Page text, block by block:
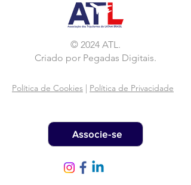
© 2024 ATL.
Criado por Pegadas Digitais.
Política de Cookies | Política de Privacidade
Associe-se